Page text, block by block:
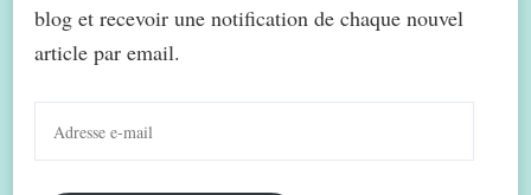
blog et recevoir une notification de chaque nouvel
article par email.
mail